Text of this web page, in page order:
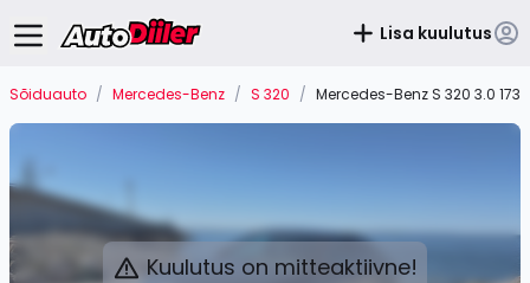
Lisa kuulutus
Sõiduauto / Mercedes-Benz / S 320 / Mercedes-Benz S 320 3.0
Kuulutus on mitteaktiivne!